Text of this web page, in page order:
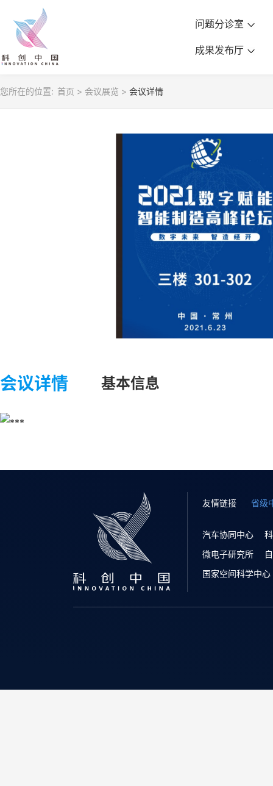
问题分诊室
成果发布厅
您所在的位置: 首页 > 会议展览 > 会议详情
会议详情 基本信息
友情链接 省级
汽车协同中心
微电子研究所
国家空间科学中心